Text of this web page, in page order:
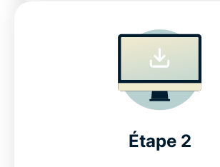
Étape 2